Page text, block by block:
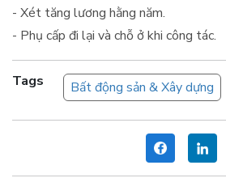
- Xét tăng lương hằng năm.
- Phụ cấp đi lại và chỗ ở khi công tác.
Tags Bất động sản & Xây dựng